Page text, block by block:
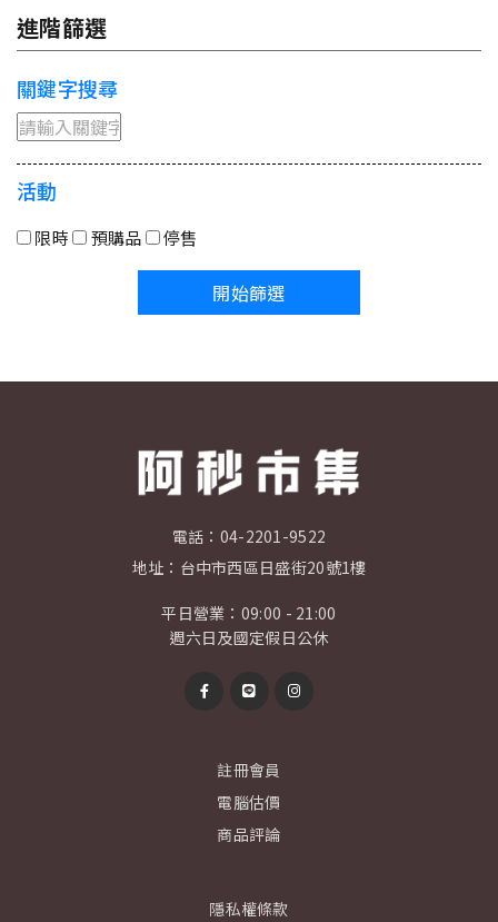
進階篩選
關鍵字搜尋
活動
限時 預購品 停售
開始篩選
電話： 04-2201-9522
地址： 台中市西區日盛街20號1樓
平日營業：09:00 - 21:00
週六日及國定假日公休
註冊會員
電腦估價
商品評論
隱私權條款